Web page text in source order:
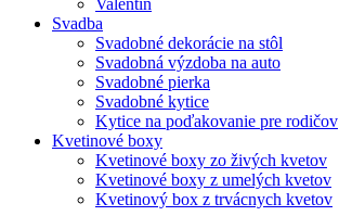
Valentín
Svadba
Svadobné dekorácie na stôl
Svadobná výzdoba na auto
Svadobné pierka
Svadobné kytice
Kytice na poďakovanie pre rodičov
Kvetinové boxy
Kvetinové boxy zo živých kvetov
Kvetinové boxy z umelých kvetov
Kvetinový box z trvácnych kvetov